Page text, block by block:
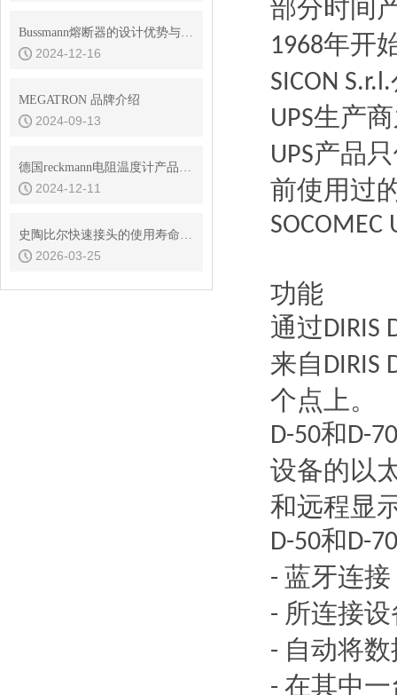
Bussmann熔断器的设计优势与耐用性分析
2024-12-16
MEGATRON 品牌介绍
2024-09-13
德国reckmann电阻温度计产品介绍
2024-12-11
史陶比尔快速接头的使用寿命是多久？
2026-03-25
部分时间
1968年开
SICON S.r.l.
UPS生产
UPS产品
前使用过
SOCOMEC
功能
通过DIRIS
来自 DIRIS
个点上。
D-50和D-70
设备的以
和远程显
D-50和D-70
- 蓝牙连
- 所连接
- 自动将
- 在其中